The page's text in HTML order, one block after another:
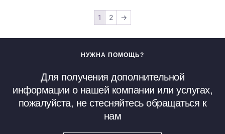
1 2 →
НУЖНА ПОМОЩЬ?
Для получения дополнительной
информации о нашей компании или услугах,
пожалуйста, не стесняйтесь обращаться к
нам